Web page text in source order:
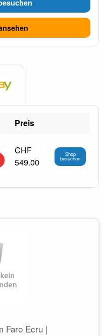
Preis
CHF
549.00
Shop
besuchen
Faro Ecru |